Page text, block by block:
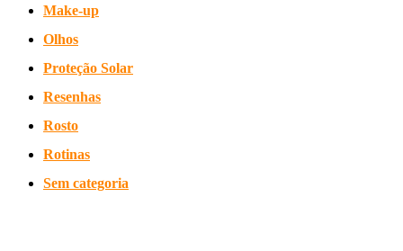
Make-up
Olhos
Proteção Solar
Resenhas
Rosto
Rotinas
Sem categoria